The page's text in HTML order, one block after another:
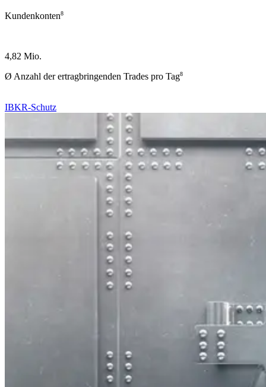
Kundenkonten8
4,82 Mio.
Ø Anzahl der ertragbringenden Trades pro Tag8
IBKR-Schutz